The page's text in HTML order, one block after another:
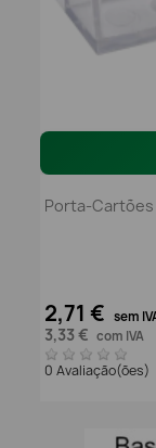
Porta-Cartões
2,71 € sem
3,33 € com IVA
0 Avaliação(ões)